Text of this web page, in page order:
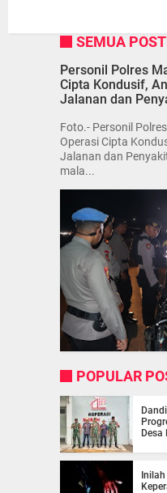
SEMUA
Personil Polres
Cipta Kondusif,
Jalanan dan
Foto.- Personil
Operasi Cipta
Jalanan dan
mala...
POPULAR
Desa